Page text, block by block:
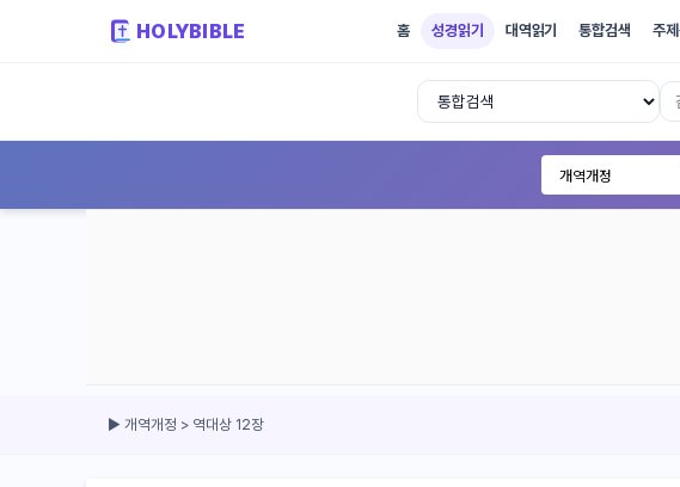
HOLYBIBLE 홈 성경읽기 대역읽기 통합검색 주
성경읽기 - 개역개정 개역한글 NIV KJV 17개 번역본
▶ 개역개정 > 역대상 12장